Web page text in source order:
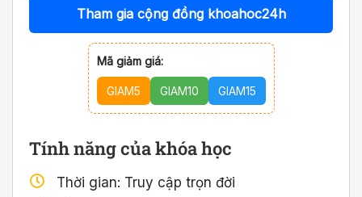
Tham gia cộng đồng khoahoc24h
Mã giảm giá:
GIAM5 GIAM10 GIAM15
Tính năng của khóa học
Thời gian Truy cập trọn đời